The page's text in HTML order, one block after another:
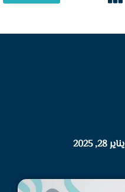
يناير 28, 2025